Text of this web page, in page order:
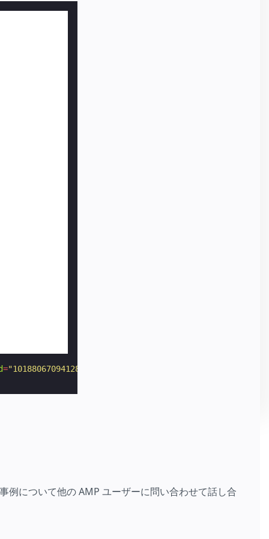
="1018806709412876288"
例について他の AMP ユーザーに問い合わせて話し合